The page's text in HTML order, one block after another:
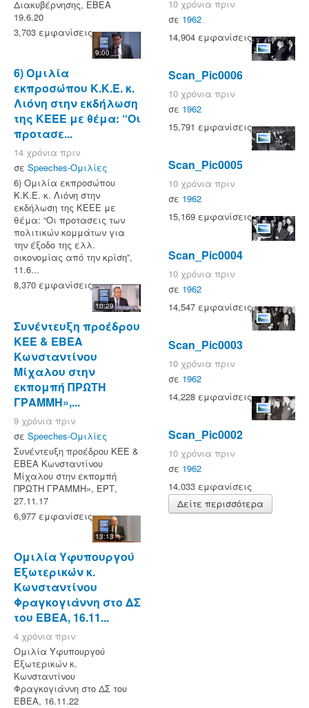
Διακυβέρνησης, ΕΒΕΑ
19.6.20
3,703 εμφανίσεις
9:00
6) Ομιλία
εκπροσώπου Κ.Κ.Ε. κ.
Λιόνη στην εκδήλωση
της ΚΕΕΕ με θέμα: “Οι
προτασε...
14 χρόνια πριν
σε Speeches-Ομιλίες
6) Ομιλία εκπροσώπου
Κ.Κ.Ε. κ. Λιόνη στην
εκδήλωση της ΚΕΕΕ με
θέμα: “Οι προτασεις των
πολιτικών κομμάτων για
την έξοδο της ελλ.
οικονομίας από την κρίση”,
11.6...
8,370 εμφανίσεις
10:29
Συνέντευξη προέδρου
ΚΕΕ & ΕΒΕΑ
Κωνσταντίνου
Μίχαλου στην
εκπομπή ΠΡΩΤΗ
ΓΡΑΜΜΗ»,...
9 χρόνια πριν
σε Speeches-Ομιλίες
Συνέντευξη προέδρου ΚΕΕ &
ΕΒΕΑ Κωνσταντίνου
Μίχαλου στην εκπομπή
ΠΡΩΤΗ ΓΡΑΜΜΗ», ΕΡΤ,
27.11.17
6,977 εμφανίσεις
13:13
Ομιλία Υφυπουργού
Εξωτερικών κ.
Κωνσταντίνου
Φραγκογιάννη στο ΔΣ
του ΕΒΕΑ, 16.11...
4 χρόνια πριν
Ομιλία Υφυπουργού
Εξωτερικών κ.
Κωνσταντίνου
Φραγκογιάννη στο ΔΣ του
ΕΒΕΑ, 16.11.22
10 χρόνια πριν
σε 1962
14,904 εμφανίσεις
Scan_Pic0006
10 χρόνια πριν
σε 1962
15,791 εμφανίσεις
Scan_Pic0005
10 χρόνια πριν
σε 1962
15,169 εμφανίσεις
Scan_Pic0004
10 χρόνια πριν
σε 1962
14,547 εμφανίσεις
Scan_Pic0003
10 χρόνια πριν
σε 1962
14,228 εμφανίσεις
Scan_Pic0002
10 χρόνια πριν
σε 1962
14,033 εμφανίσεις
Δείτε περισσότερα